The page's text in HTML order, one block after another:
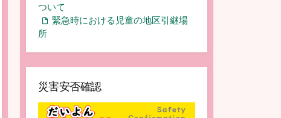
ついて
緊急時における児童の地区引継場
所
災害安否確認